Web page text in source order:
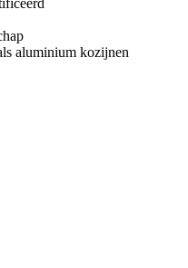
aluminium kozijnen